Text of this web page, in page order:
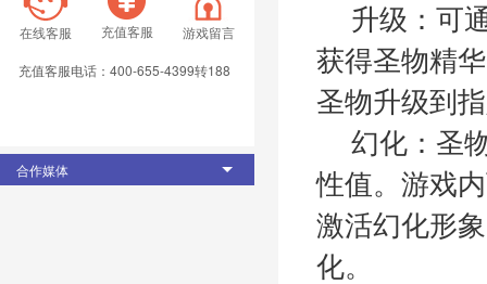
在线客服 充值客服 游戏留言
充值客服电话：400-655-4399转188
合作媒体
升级：可
获得圣物精
圣物升级到
幻化：圣
性值。游戏
激活幻化形
化。